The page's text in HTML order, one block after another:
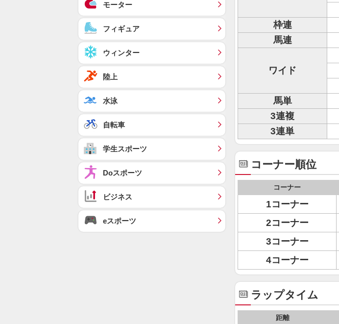
枠連
馬連
ワイド
馬単
3連複
3連単
コーナー順位
コーナー
1コーナー
2コーナー
3コーナー
4コーナー
ラップタイム
距離
モーター
フィギュア
ウィンター
陸上
水泳
自転車
学生スポーツ
Doスポーツ
ビジネス
eスポーツ